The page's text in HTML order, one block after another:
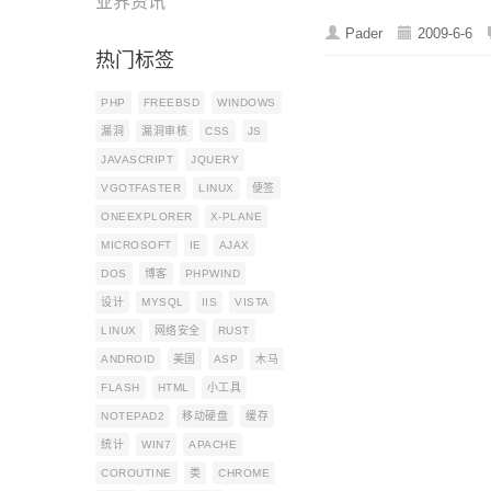
热门标签
PHP FREEBSD WINDOWS
漏洞 漏洞审核 CSS JS
JAVASCRIPT JQUERY
VGOTFASTER LINUX 便签
ONEEXPLORER X-PLANE
MICROSOFT IE AJAX
DOS 博客 PHPWIND
设计 MYSQL IIS VISTA
LINUX 网络安全 RUST
ANDROID 美国 ASP 木马
FLASH HTML 小工具
NOTEPAD2 移动硬盘 缓存
统计 WIN7 APACHE
COROUTINE 类 CHROME
Pader 2009-6-6